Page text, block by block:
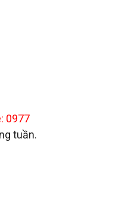
0977
tuần.